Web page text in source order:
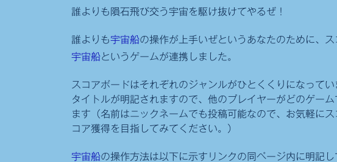
ク
及
び
ク
ロ
ツ
シ
誰よりも隕石飛び交う宇宙を駆け抜けてやるぜ！
誰よりも宇宙船の操作が上手いぜというあなたのために、
宇宙船というゲームが連携しました。
スコアボードはそれぞれのジャンルがひとくくりになって
タイトルが明記されますので、他のプレイヤーがどのゲー
ます（名前はニックネームでも投稿可能なので、お気軽に
コア獲得を目指してみてください。）
宇宙船の操作方法は以下に示すリンクの同ページ内に明記